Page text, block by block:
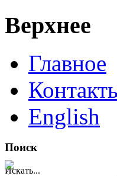
Верхнее
Главное
English
Поиск
Искать...